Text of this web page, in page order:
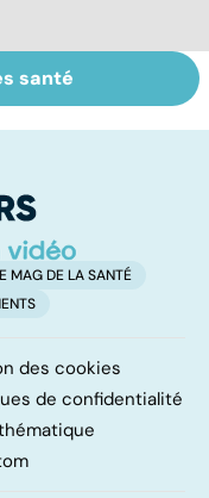
des
: que
?
santé
MAG DE LA SANTÉ
des cookies
de confidentialité